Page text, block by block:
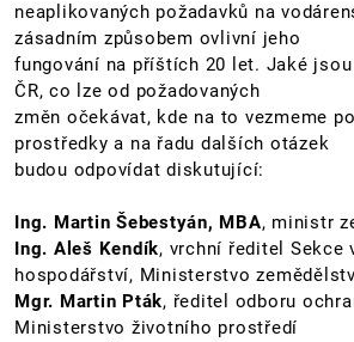
neaplikovaných požadavků na
zásadním způsobem ovlivní jeho
fungování na příštích 20 let. Jaké
ČR, co lze od požadovaných
změn očekávat, kde na to vezmeme
prostředky a na řadu dalších otázek
budou odpovídat diskutující:
Ing. Martin Šebestyán, MBA, ministr
Ing. Aleš Kendík, vrchní ředitel Sekce
hospodářství, Ministerstvo
Mgr. Martin Pták, ředitel odboru
Ministerstvo životního prostředí